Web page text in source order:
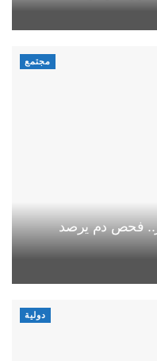
مجتمع
فحص دم يرصد
دولية